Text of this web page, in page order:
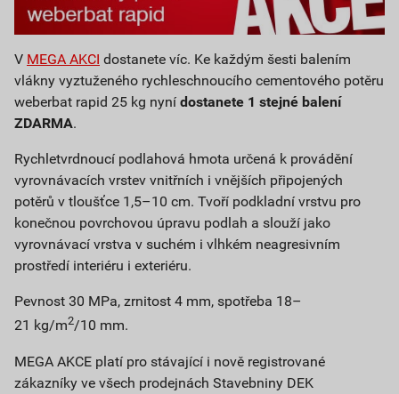
V MEGA AKCI dostanete víc. Ke každým šesti balením
vlákny vyztuženého rychleschnoucího cementového potěru
weberbat rapid 25 kg nyní dostanete 1 stejné balení
ZDARMA.
Rychletvrdnoucí podlahová hmota určená k provádění
vyrovnávacích vrstev vnitřních i vnějších připojených
potěrů v tloušťce 1,5–10 cm. Tvoří podkladní vrstvu pro
konečnou povrchovou úpravu podlah a slouží jako
vyrovnávací vrstva v suchém i vlhkém neagresivním
prostředí interiéru i exteriéru.
Pevnost 30 MPa, zrnitost 4 mm, spotřeba 18–
21 kg/m2/10 mm.
MEGA AKCE platí pro stávající i nově registrované
zákazníky ve všech prodejnách Stavebniny DEK